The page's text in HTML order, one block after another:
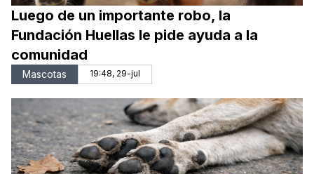
Luego de un importante robo, la
Fundación Huellas le pide ayuda a la
comunidad
Mascotas 19:48, 29-jul